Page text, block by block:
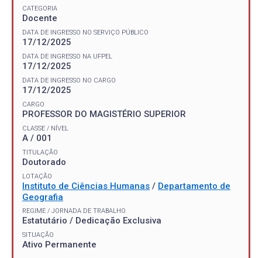
CATEGORIA
Docente
DATA DE INGRESSO NO SERVIÇO PÚBLICO
17/12/2025
DATA DE INGRESSO NA UFPEL
17/12/2025
DATA DE INGRESSO NO CARGO
17/12/2025
CARGO
PROFESSOR DO MAGISTÉRIO SUPERIOR
CLASSE / NÍVEL
A / 001
TITULAÇÃO
Doutorado
LOTAÇÃO
Instituto de Ciências Humanas / Departamento de
Geografia
REGIME / JORNADA DE TRABALHO
Estatutário / Dedicação Exclusiva
SITUAÇÃO
Ativo Permanente